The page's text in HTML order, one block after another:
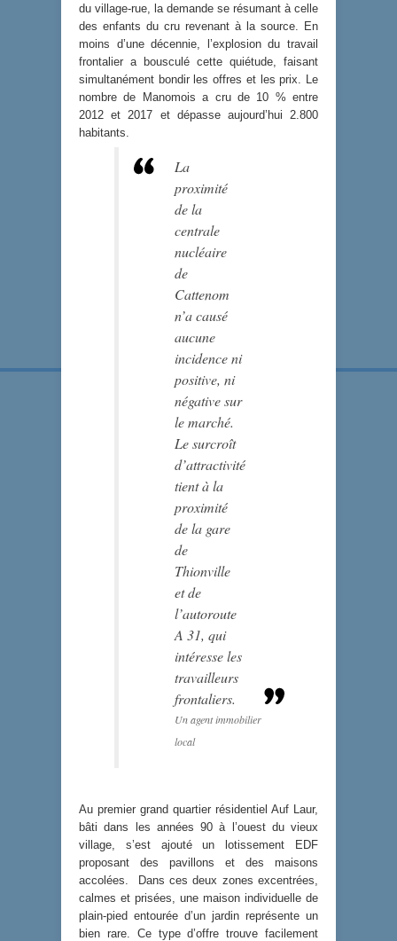
du village-rue, la demande se résumant à celle
des enfants du cru revenant à la source. En
moins d’une décennie, l’explosion du travail
frontalier a bousculé cette quiétude, faisant
simultanément bondir les offres et les prix. Le
nombre de Manomois a cru de 10 % entre
2012 et 2017 et dépasse aujourd’hui 2.800
habitants.
La
proximité
de la
centrale
nucléaire
de
Cattenom
n’a causé
aucune
incidence ni
positive, ni
négative sur
le marché.
Le surcroît
d’attractivité
tient à la
proximité
de la gare
de
Thionville
et de
l’autoroute
A 31, qui
intéresse les
travailleurs
frontaliers.
Un agent immobilier
local
Au premier grand quartier résidentiel Auf Laur,
bâti dans les années 90 à l’ouest du vieux
village, s’est ajouté un lotissement EDF
proposant des pavillons et des maisons
accolées. Dans ces deux zones excentrées,
calmes et prisées, une maison individuelle de
plain-pied entourée d’un jardin représente un
bien rare. Ce type d’offre trouve facilement